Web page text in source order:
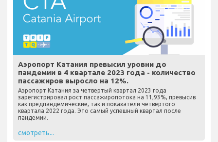
Аэропорт Катания превысил уровни до
пандемии в 4 квартале 2023 года - количество
пассажиров выросло на 12%.
Аэропорт Катания за четвертый квартал 2023 года
зарегистрировал рост пассажиропотока на 11,93%, превысив
как предпандемические, так и показатели четвертого
квартала 2022 года. Это самый успешный квартал после
пандемии.
смотреть...